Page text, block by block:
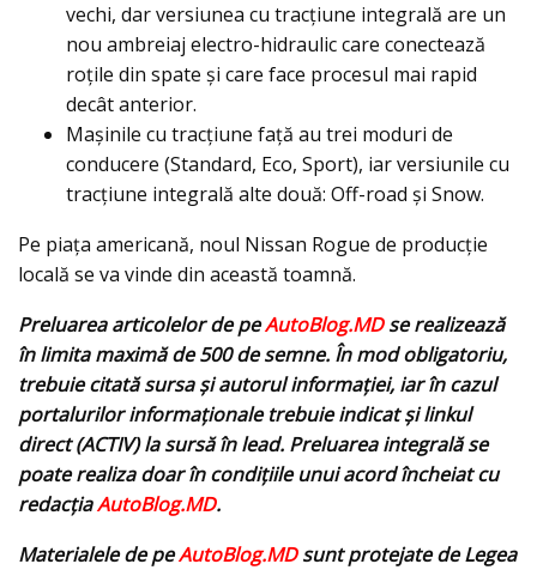
vechi, dar versiunea cu tracțiune integrală are un
nou ambreiaj electro-hidraulic care conectează
roțile din spate şi care face procesul mai rapid
decât anterior.
Maşinile cu tracțiune față au trei moduri de
conducere (Standard, Eco, Sport), iar versiunile cu
tracțiune integrală alte două: Off-road și Snow.
Pe piața americană, noul Nissan Rogue de producţie
locală se va vinde din această toamnă.
Preluarea articolelor de peAutoBlog.MDse realizează
în limita maximă de 500 de semne. În mod obligatoriu,
trebuie citată sursa și autorul informației, iar în cazul
portalurilor informaționale trebuie indicat și linkul
direct (ACTIV) la sursă în lead. Preluarea integrală se
poate realiza doar în condițiile unui acord încheiat cu
redacţiaAutoBlog.MD.
Materialele de peAutoBlog.MDsunt protejate de Legea